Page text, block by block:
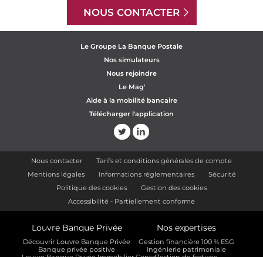
NOUS CONTACTER
Le Groupe La Banque Postale
Nos simulateurs
Nous rejoindre
Le Mag'
Aide à la mobilité bancaire
Télécharger l'application
Nous contacter
Tarifs et conditions générales de compte
Mentions légales
Informations réglementaires
Sécurité
Politique des cookies
Gestion des cookies
Accessibilité - Partiellement conforme
Louvre Banque Privée
Découvrir Louvre Banque Privée
Banque privée positive
Nos expertises
Gestion financière 100 % ESG
Ingénierie patrimoniale